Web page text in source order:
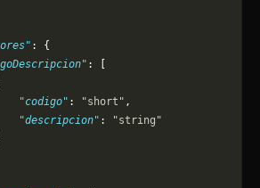
: {
: [
"codigo"
: "short" ,
"descripcion"
:
"string"